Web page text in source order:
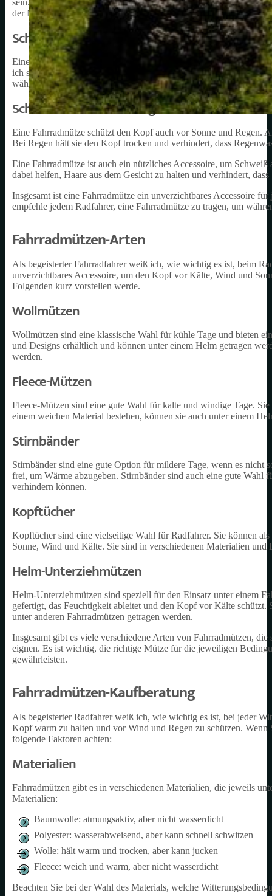
sein. Eine Fahrradmütze ist ein unverzichtbares Accessoire, das
der Meinung bin, dass jeder Radfahrer eine Fahrradmütze tragen
Schutz vor Wind und Kälte
Eine Fahrradmütze schützt den Kopf und die Ohren vor kaltem
ich schnell, wie die Kälte meine Ohren und meinen Kopf
während der Fahrt zu schnell auskühle.
Schutz vor Sonne und Regen
Eine Fahrradmütze schützt den Kopf auch vor Sonne und Regen.
Bei Regen hält sie den Kopf trocken und verhindert, dass
Eine Fahrradmütze ist auch ein nützliches Accessoire, um
dabei helfen, Haare aus dem Gesicht zu halten und verhindert,
Insgesamt ist eine Fahrradmütze ein unverzichtbares Accessoire
empfehle jedem Radfahrer, eine Fahrradmütze zu tragen, um
Fahrradmützen-Arten
Als begeisterter Fahrradfahrer weiß ich, wie wichtig es ist, beim
unverzichtbares Accessoire, um den Kopf vor Kälte, Wind und
Folgenden kurz vorstellen werde.
Wollmützen
Wollmützen sind eine klassische Wahl für kühle Tage und bieten
und Designs erhältlich und können unter einem Helm getragen
werden.
Fleece-Mützen
Fleece-Mützen sind eine gute Wahl für kalte und windige Tage.
einem weichen Material bestehen, können sie auch unter einem
Stirnbänder
Stirnbänder sind eine gute Option für mildere Tage, wenn es
frei, um Wärme abzugeben. Stirnbänder sind auch eine gute Wahl
verhindern können.
Kopftücher
Kopftücher sind eine vielseitige Wahl für Radfahrer. Sie können
Sonne, Wind und Kälte. Sie sind in verschiedenen Materialien
Helm-Unterziehmützen
Helm-Unterziehmützen sind speziell für den Einsatz unter einem
gefertigt, das Feuchtigkeit ableitet und den Kopf vor Kälte
unter anderen Fahrradmützen getragen werden.
Insgesamt gibt es viele verschiedene Arten von Fahrradmützen,
eignen. Es ist wichtig, die richtige Mütze für die jeweiligen
gewährleisten.
Fahrradmützen-Kaufberatung
Als begeisterter Radfahrer weiß ich, wie wichtig es ist, bei jeder
Kopf warm zu halten und vor Wind und Regen zu schützen. Wenn
folgende Faktoren achten:
Materialien
Fahrradmützen gibt es in verschiedenen Materialien, die jeweils
Materialien:
Baumwolle: atmungsaktiv, aber nicht wasserdicht
Polyester: wasserabweisend, aber kann schnell schwitzen
Wolle: hält warm und trocken, aber kann jucken
Fleece: weich und warm, aber nicht wasserdicht
Beachten Sie bei der Wahl des Materials, welche